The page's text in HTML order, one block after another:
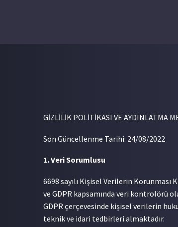
GİZLİLİK POLİTİKASI VE AYDINLATMA
Son Güncellenme Tarihi: 24/08/2022
1. Veri Sorumlusu
6698 sayılı Kişisel Verilerin
ve GDPR kapsamında veri kontrolörü
GDPR çerçevesinde kişisel verilerin
teknik ve idari tedbirleri almaktadır.